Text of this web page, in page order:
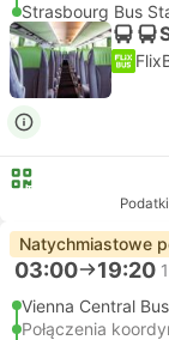
Strasbourg Bus
Natychmiastowe
03:00 19:20
Vienna Central
Połączenia